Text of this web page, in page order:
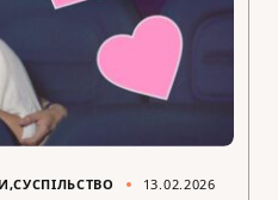
СУСПІЛЬСТВО 13.02.2026